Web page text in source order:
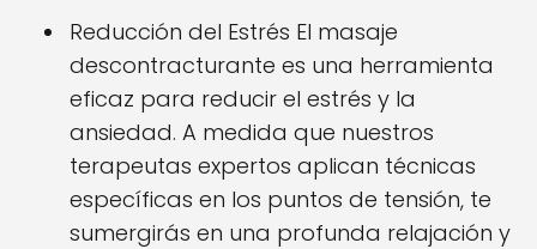
Reducción del Estrés El masaje
descontracturante es una herramienta
eficaz para reducir el estrés y la
ansiedad. A medida que nuestros
terapeutas expertos aplican técnicas
específicas en los puntos de tensión, te
sumergirás en una profunda relajación y